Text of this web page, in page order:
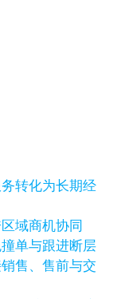
转化为长期经
域商机协同
单与跟进断层
售、售前与交